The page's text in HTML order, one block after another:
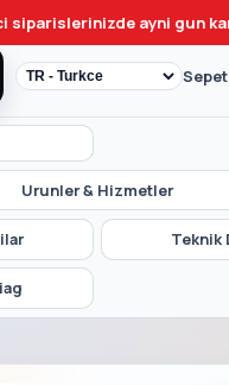
siparislerinizde ayni gun
Urunler & Hizmetler
Teknik